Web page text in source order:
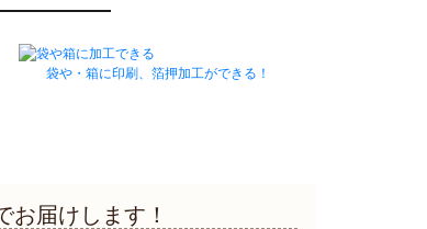
袋や・箱に印刷、箔押加工ができる！
お届けします！